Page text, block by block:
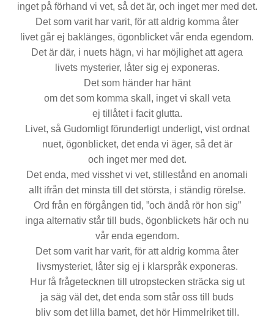
inget på förhand vi vet, så det är, och inget mer med det.
Det som varit har varit, för att aldrig komma åter
livet går ej baklänges, ögonblicket vår enda egendom.
Det är där, i nuets hägn, vi har möjlighet att agera
livets mysterier, låter sig ej exponeras.
Det som händer har hänt
om det som komma skall, inget vi skall veta
ej tillåtet i facit glutta.
Livet, så Gudomligt förunderligt underligt, vist ordnat
nuet, ögonblicket, det enda vi äger, så det är
och inget mer med det.
Det enda, med visshet vi vet, stillestånd en anomali
allt ifrån det minsta till det största, i ständig rörelse.
Ord från en förgången tid, ”och ändå rör hon sig”
inga alternativ står till buds, ögonblickets här och nu
vår enda egendom.
Det som varit har varit, för att aldrig komma åter
livsmysteriet, låter sig ej i klarspråk exponeras.
Hur få frågetecknen till utropstecken sträcka sig ut
ja säg väl det, det enda som står oss till buds
bliv som det lilla barnet, det hör Himmelriket till.